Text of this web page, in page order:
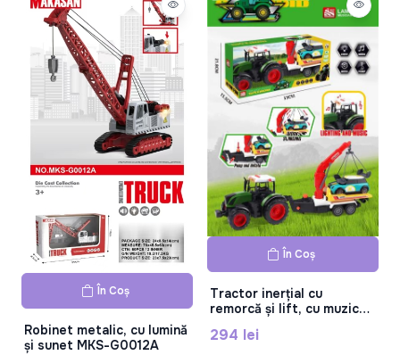
În Coș
Robinet metalic, cu lumină
și sunet MKS-G0012A
În Coș
Tractor inerțial cu
remorcă și lift, cu muzică
294 lei